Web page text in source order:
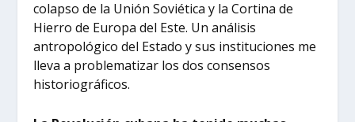
colapso de la Unión Soviética y la Cortina de
Hierro de Europa del Este. Un análisis
antropológico del Estado y sus instituciones me
lleva a problematizar los dos consensos
historiográficos.